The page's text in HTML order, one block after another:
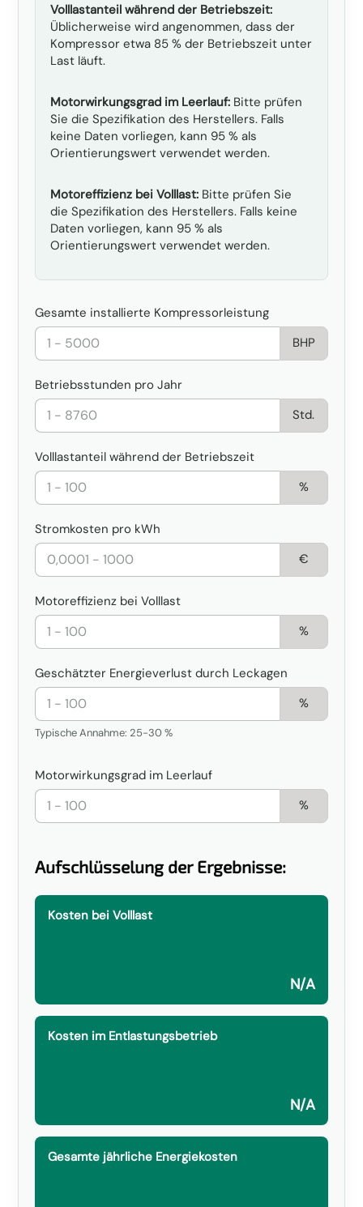
Volllastanteil während der Betriebszeit:
Üblicherweise wird angenommen, dass der
Kompressor etwa 85 % der Betriebszeit unter
Last läuft.
Motorwirkungsgrad im Leerlauf: Bitte prüfen
Sie die Spezifikation des Herstellers. Falls
keine Daten vorliegen, kann 95 % als
Orientierungswert verwendet werden.
Motoreffizienz bei Volllast: Bitte prüfen Sie
die Spezifikation des Herstellers. Falls keine
Daten vorliegen, kann 95 % als
Orientierungswert verwendet werden.
Gesamte installierte Kompressorleistung
BHP
Betriebsstunden pro Jahr
Std.
Volllastanteil während der Betriebszeit
%
Stromkosten pro kWh
€
Motoreffizienz bei Volllast
%
Geschätzter Energieverlust durch Leckagen
%
Typische Annahme: 25-30 %
Motorwirkungsgrad im Leerlauf
%
Aufschlüsselung der Ergebnisse:
Kosten bei Volllast
N/A
Kosten im Entlastungsbetrieb
N/A
Gesamte jährliche Energiekosten